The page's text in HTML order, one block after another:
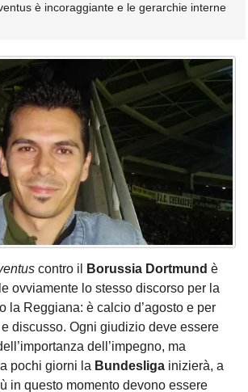
è incoraggiante e le gerarchie interne
contro il Borussia Dortmund è
ovviamente lo stesso discorso per la
la Reggiana: è calcio d’agosto e per
discusso. Ogni giudizio deve essere
dell’impegno, ma
pochi giorni la Bundesliga inizierà, a
in questo momento devono essere